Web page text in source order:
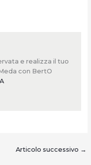
e realizza il tuo
con BertO
Articolo successivo →